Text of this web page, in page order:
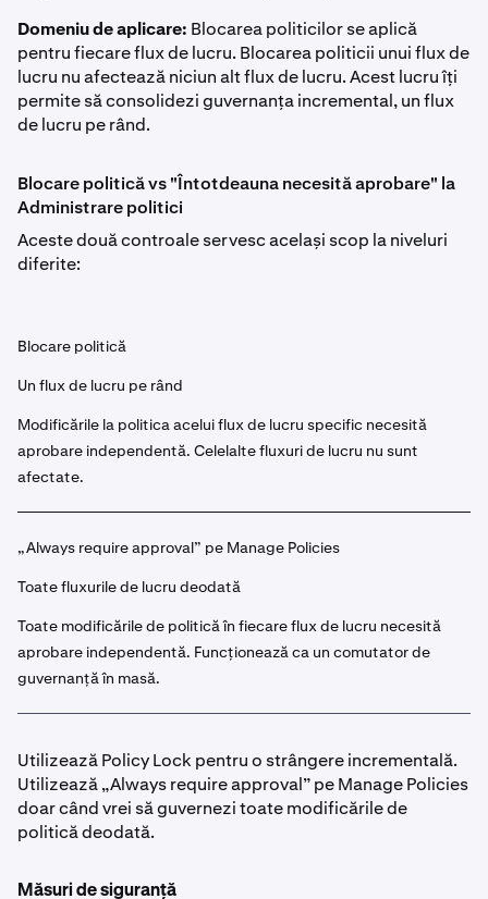
Domeniu de aplicare: Blocarea politicilor se aplică
pentru fiecare flux de lucru. Blocarea politicii unui flux de
lucru nu afectează niciun alt flux de lucru. Acest lucru îți
permite să consolidezi guvernanța incremental, un flux
de lucru pe rând.
Blocare politică vs "Întotdeauna necesită aprobare" la
Administrare politici
Aceste două controale servesc același scop la niveluri
diferite:
Blocare politică
Un flux de lucru pe rând
Modificările la politica acelui flux de lucru specific necesită
aprobare independentă. Celelalte fluxuri de lucru nu sunt
afectate.
„Always require approval” pe Manage Policies
Toate fluxurile de lucru deodată
Toate modificările de politică în fiecare flux de lucru necesită
aprobare independentă. Funcționează ca un comutator de
guvernanță în masă.
Utilizează Policy Lock pentru o strângere incrementală.
Utilizează „Always require approval” pe Manage Policies
doar când vrei să guvernezi toate modificările de
politică deodată.
Măsuri de siguranță